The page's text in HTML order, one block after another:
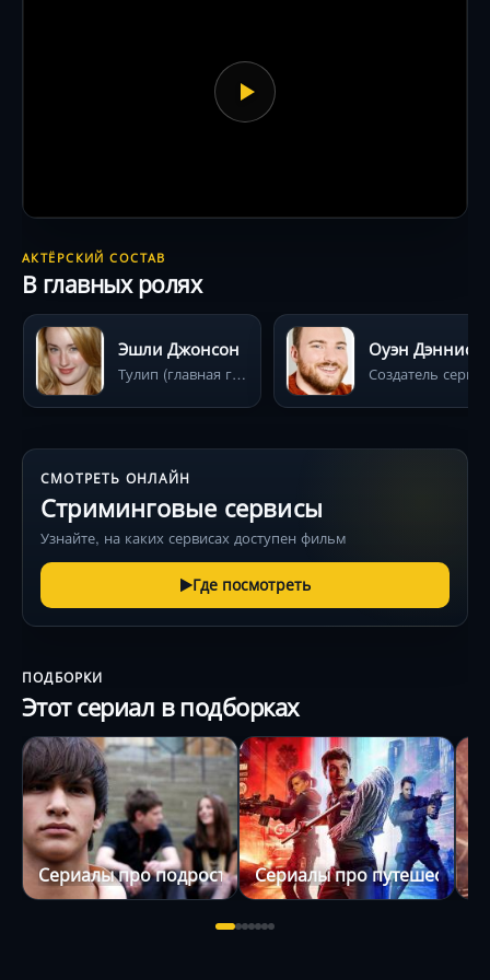
АКТЁРСКИЙ СОСТАВ
В главных ролях
Эшли Джонсон
Тулип (главная героиня 1-го сезона)
Оуэн Дэннис
СМОТРЕТЬ ОНЛАЙН
Стриминговые сервисы
Узнайте, на каких сервисах доступен фильм
Где посмотреть
ПОДБОРКИ
Этот сериал в подборках
Сериалы про подростковСериалы про путешествия